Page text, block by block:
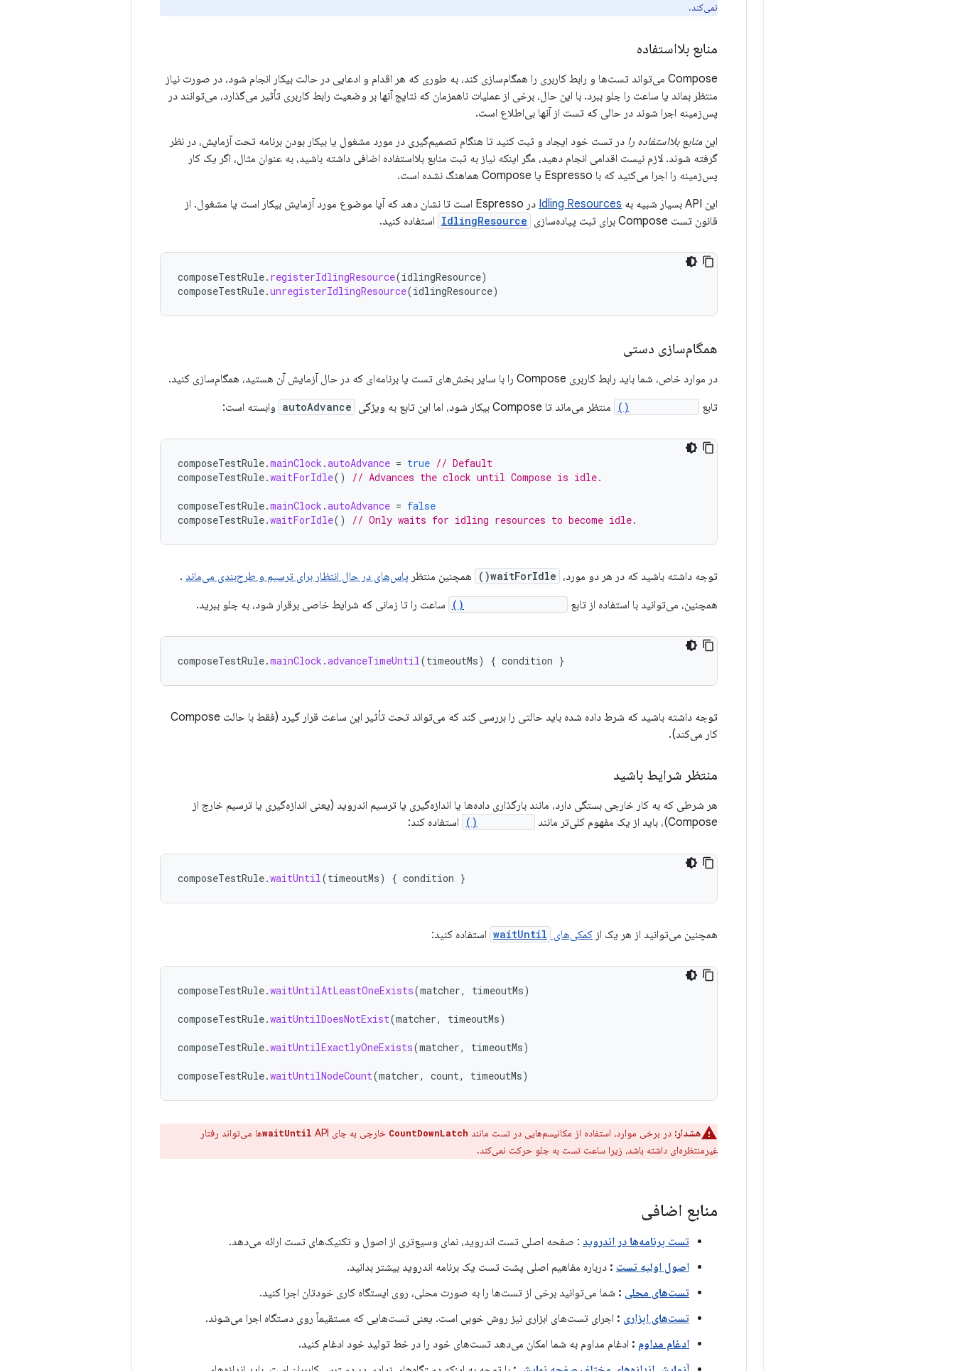
نمی‌کند.
منابع بلااستفاده
Compose می‌تواند تست‌ها و رابط کاربری را همگام‌سازی کند، به طوری که هر اقدام و ادعایی در حالت بیکار انجام شود، در صورت نیاز
منتظر بماند یا ساعت را جلو ببرد. با این حال، برخی از عملیات ناهمزمان که نتایج آنها بر وضعیت رابط کاربری تأثیر می‌گذارد، می‌توانند در
پس‌زمینه اجرا شوند در حالی که تست از آنها بی‌اطلاع است.
این منابع بلااستفاده را در تست خود ایجاد و ثبت کنید تا هنگام تصمیم‌گیری در مورد مشغول یا بیکار بودن برنامه تحت آزمایش، در نظر
گرفته شوند. لازم نیست اقدامی انجام دهید، مگر اینکه نیاز به ثبت منابع بلااستفاده اضافی داشته باشید، به عنوان مثال، اگر یک کار
پس‌زمینه را اجرا می‌کنید که با Espresso یا Compose هماهنگ نشده است.
این API بسیار شبیه به
Idling Resources
در Espresso است تا نشان دهد که آیا موضوع مورد آزمایش بیکار است یا مشغول. از
قانون تست Compose برای ثبت پیاده‌سازی
IdlingResource استفاده کنید.
composeTestRule. registerIdlingResource(idlingResource)
composeTestRule.unregisterIdlingResource(idlingResource)
همگام‌سازی دستی
در موارد خاص، شما باید رابط کاربری Compose را با سایر بخش‌های تست یا برنامه‌ای که در حال آزمایش آن هستید، همگام‌سازی کنید.
تابع
منتظر می‌ماند تا Compose بیکار شود، اما این تابع به ویژگی autoAdvance وابسته است:
composeTestRule.mainClock .autoAdvance = true // Default
composeTestRule.waitForIdle() // Advances the clock until Compose is idle.
composeTestRule.mainClock .autoAdvance = false
composeTestRule.waitForIdle() // Only waits for idling resources to become idle.
توجه داشته باشید که در هر دو مورد، waitForIdle() همچنین منتظر پاس‌های در حال انتظار برای ترسیم و طرح‌بندی می‌ماند .
همچنین، می‌توانید با استفاده از تابع
ساعت را تا زمانی که شرایط خاصی برقرار شود، به جلو ببرید.
composeTestRule.mainClock .advanceTimeUntil(timeoutMs) { condition }
توجه داشته باشید که شرط داده شده باید حالتی را بررسی کند که می‌تواند تحت تأثیر این ساعت قرار گیرد (فقط با حالت Compose
کار می‌کند).
منتظر شرایط باشید
هر شرطی که به کار خارجی بستگی دارد، مانند بارگذاری داده‌ها یا اندازه‌گیری یا ترسیم اندروید (یعنی اندازه‌گیری یا ترسیم خارج از
Compose)، باید از یک مفهوم کلی‌تر مانند
استفاده کند:
composeTestRule.waitUntil(timeoutMs) { condition }
همچنین می‌توانید از هر یک از کمکی‌های waitUntil استفاده کنید:
composeTestRule.waitUntilAtLeastOneExists(matcher, timeoutMs)
composeTestRule.waitUntilDoesNotExist(matcher, timeoutMs)
composeTestRule.waitUntilExactlyOneExists(matcher, timeoutMs)
composeTestRule.waitUntilNodeCount(matcher, count, timeoutMs)
هشدار: در برخی موارد، استفاده از مکانیسم‌هایی در تست مانند CountDownLatch خارجی به جای waitUntilAPIها می‌تواند رفتار
غیرمنتظره‌ای داشته باشد، زیرا ساعت تست به جلو حرکت نمی‌کند.
منابع اضافی
تست برنامه‌ها در اندروید : صفحه اصلی تست اندروید، نمای وسیع‌تری از اصول و تکنیک‌های تست ارائه می‌دهد.
اصول اولیه تست : درباره مفاهیم اصلی پشت تست یک برنامه اندروید بیشتر بدانید.
تست‌های محلی : شما می‌توانید برخی از تست‌ها را به صورت محلی، روی ایستگاه کاری خودتان اجرا کنید.
تست‌های ابزاری : اجرای تست‌های ابزاری نیز روش خوبی است. یعنی تست‌هایی که مستقیماً روی دستگاه اجرا می‌شوند.
ادغام مداوم : ادغام مداوم به شما امکان می‌دهد تست‌های خود را در خط تولید خود ادغام کنید.